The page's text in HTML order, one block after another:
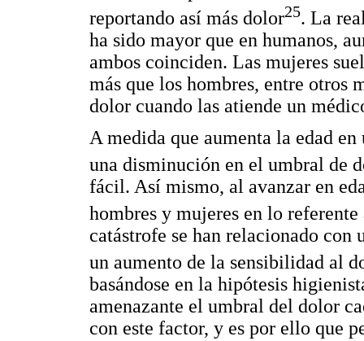
reportando así más dolor25. La
ha sido mayor que en humanos,
ambos coinciden. Las mujeres
más que los hombres, entre otros
dolor cuando las atiende un
A medida que aumenta la edad
una disminución en el umbral de
fácil. Así mismo, al avanzar en
hombres y mujeres en lo
catástrofe se han relacionado
un aumento de la sensibilidad al
basándose en la hipótesis
amenazante el umbral del dolor
con este factor, y es por ello que